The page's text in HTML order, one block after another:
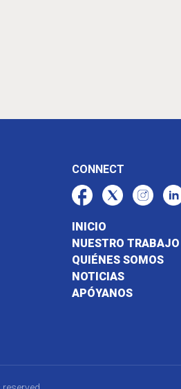
CONNECT
INICIO
NUESTRO TRABAJO
QUIÉNES SOMOS
NOTICIAS
APÓYANOS